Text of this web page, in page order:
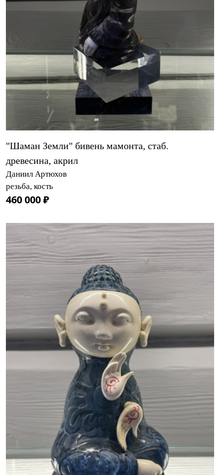
"Шаман Земли" бивень мамонта, стаб.
древесина, акрил
Даниил Артюхов
резьба, кость
460 000 ₽